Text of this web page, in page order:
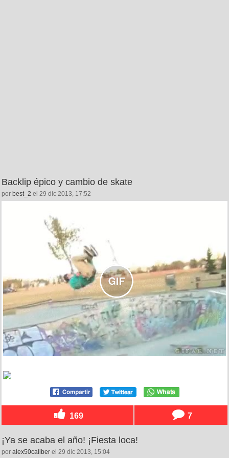
Backlip épico y cambio de skate
por best_2 el 29 dic 2013, 17:52
169 7
¡Ya se acaba el año! ¡Fiesta loca!
por alex50caliber el 29 dic 2013, 15:04